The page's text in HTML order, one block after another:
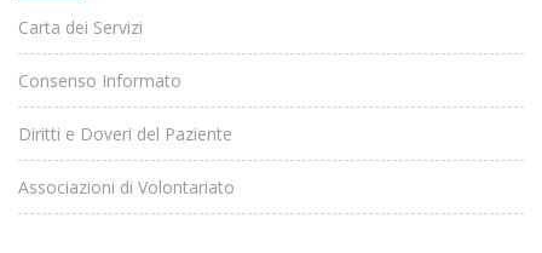
Carta dei Servizi
Consenso Informato
Diritti e Doveri del Paziente
Associazioni di Volontariato